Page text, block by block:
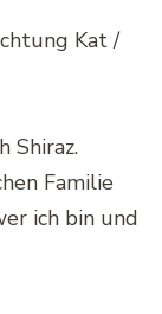
Kat /
Shiraz.
Familie
ich bin und